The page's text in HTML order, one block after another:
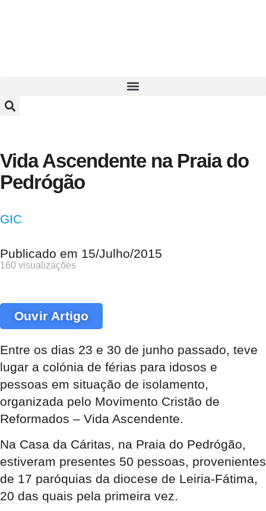
Vida Ascendente na Praia do
Pedrógão
GIC
Publicado em 15/Julho/2015
160 visualizações
Ouvir Artigo
Entre os dias 23 e 30 de junho passado, teve
lugar a colónia de férias para idosos e
pessoas em situação de isolamento,
organizada pelo Movimento Cristão de
Reformados – Vida Ascendente.
Na Casa da Cáritas, na Praia do Pedrógão,
estiveram presentes 50 pessoas, provenientes
de 17 paróquias da diocese de Leiria-Fátima,
20 das quais pela primeira vez.